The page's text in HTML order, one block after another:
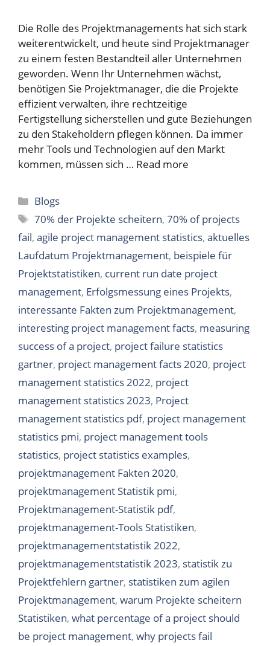
Die Rolle des Projektmanagements hat sich stark
weiterentwickelt, und heute sind Projektmanager
zu einem festen Bestandteil aller Unternehmen
geworden. Wenn Ihr Unternehmen wächst,
benötigen Sie Projektmanager, die die Projekte
effizient verwalten, ihre rechtzeitige
Fertigstellung sicherstellen und gute Beziehungen
zu den Stakeholdern pflegen können. Da immer
mehr Tools und Technologien auf den Markt
kommen, müssen sich … Read more
Categories
Blogs
Tags
70% der Projekte scheitern,70% of projects
fail, agile project management statistics, aktuelles
Laufdatum Projektmanagement, beispiele für
Projektstatistiken, current run date project
management, Erfolgsmessung eines Projekts,
interessante Fakten zum Projektmanagement,
interesting project management facts, measuring
success of a project, project failure statistics
gartner, project management facts 2020, project
management statistics 2022, project
management statistics 2023, Project
management statistics pdf, project management
statistics pmi, project management tools
statistics, project statistics examples,
projektmanagement Fakten 2020,
projektmanagement Statistik pmi,
Projektmanagement-Statistik pdf,
projektmanagement-Tools Statistiken,
projektmanagementstatistik 2022,
projektmanagementstatistik 2023, statistik zu
Projektfehlern gartner, statistiken zum agilen
Projektmanagement, warum Projekte scheitern
Statistiken, what percentage of a project should
be project management, why projects fail